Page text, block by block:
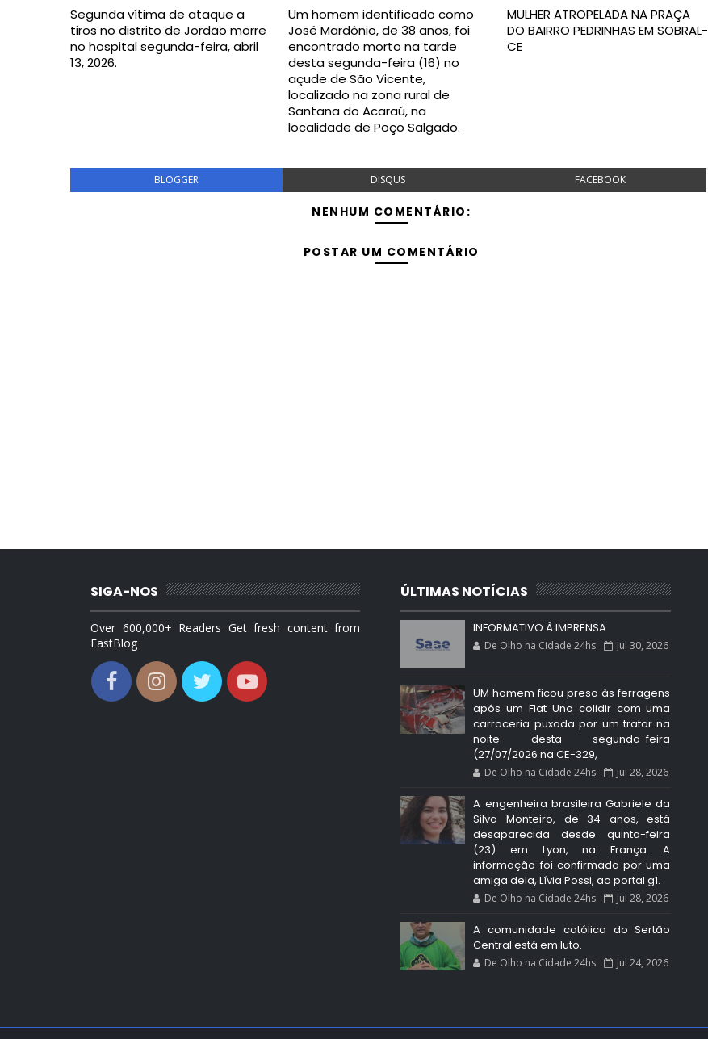
Segunda vítima de ataque a
tiros no distrito de Jordão morre
no hospital segunda-feira, abril
13, 2026.
Um homem identificado como
José Mardônio, de 38 anos, foi
encontrado morto na tarde
desta segunda-feira (16) no
açude de São Vicente,
localizado na zona rural de
Santana do Acaraú, na
localidade de Poço Salgado.
MULHER ATROPELADA NA PRAÇA
DO BAIRRO PEDRINHAS EM SOBRAL-
CE
BLOGGER DISQUS FACEBOOK
NENHUM COMENTÁRIO:
POSTAR UM COMENTÁRIO
SIGA-NOS
Over 600,000+ Readers Get fresh content from
FastBlog
ÚLTIMAS NOTÍCIAS
INFORMATIVO À IMPRENSA
De Olho na Cidade 24hs Jul 30, 2026
UM homem ficou preso às ferragens
após um Fiat Uno colidir com uma
carroceria puxada por um trator na
noite desta segunda-feira
(27/07/2026 na CE-329,
De Olho na Cidade 24hs Jul 28, 2026
A engenheira brasileira Gabriele da
Silva Monteiro, de 34 anos, está
desaparecida desde quinta-feira
(23) em Lyon, na França. A
informação foi confirmada por uma
amiga dela, Lívia Possi, ao portal g1.
De Olho na Cidade 24hs Jul 28, 2026
A comunidade católica do Sertão
Central está em luto.
De Olho na Cidade 24hs Jul 24, 2026